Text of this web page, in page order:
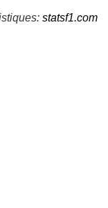
statsf1.com